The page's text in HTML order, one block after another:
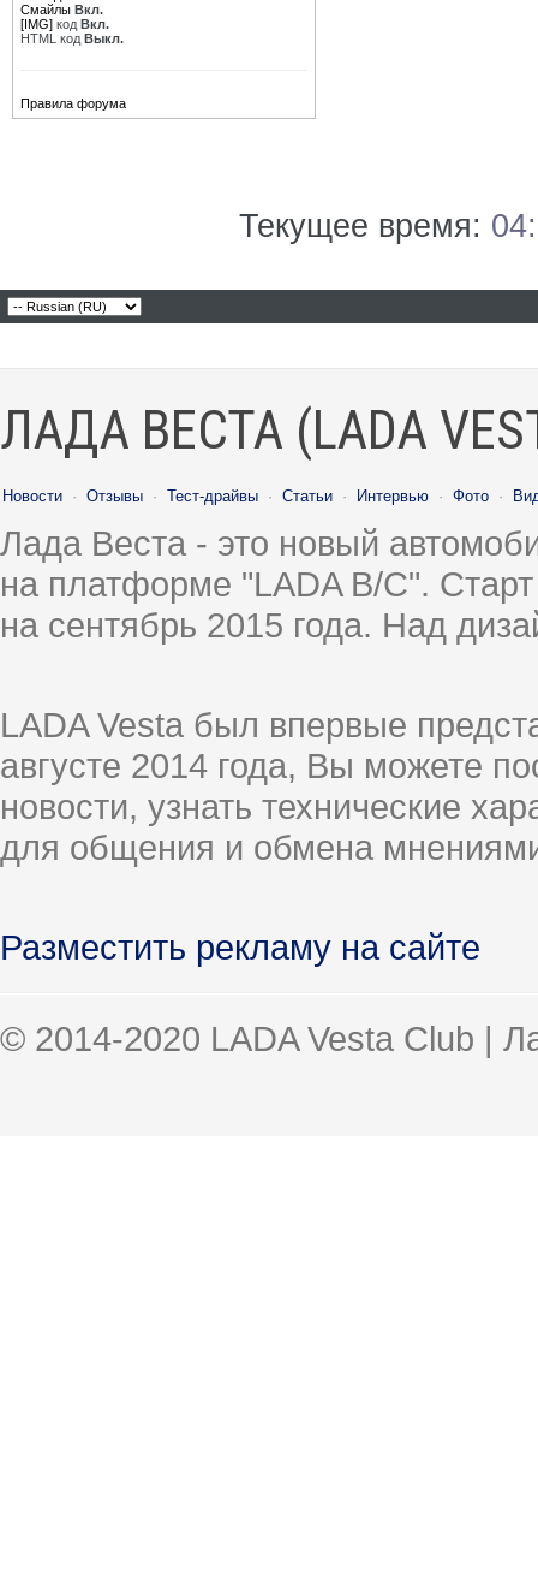
Смайлы Вкл.
[IMG] код Вкл.
HTML код Выкл.
Правила форума
Текущее время:
ЛАДА ВЕСТА (LADA
Новости · Отзывы · Тест-драйвы · Статьи · Интервью · Фото ·
Лада Веста - это новый
на платформе "LADA B/C".
на сентябрь 2015 года. Над
LADA Vesta был впервые
августе 2014 года, Вы можете
новости, узнать технические
для общения и обмена
Разместить рекламу на сайте
© 2014-2020 LADA Vesta Club |